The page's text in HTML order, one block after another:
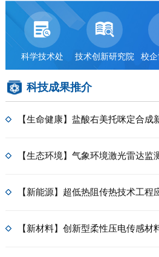

科学技术处

技术创新研究院 校
科技成果推介
【生命健康】盐酸右美托咪定合成新工
【生态环境】气象环境激光雷达监测技
【新能源】超低热阻传热技术工程
【新材料】创新型柔性压电传感材